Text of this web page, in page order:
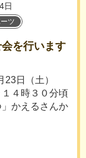
日
ツ
を行います
日（土）
４時３０分頃
かえるさんか